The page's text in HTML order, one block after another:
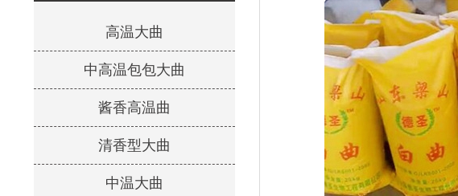
高温大曲
中高温包包大曲
酱香高温曲
清香型大曲
中温大曲